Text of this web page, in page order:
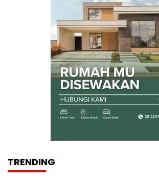
TRENDING